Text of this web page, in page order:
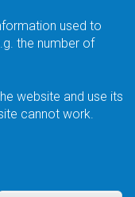
used to
the number of
website and use its
cannot work.